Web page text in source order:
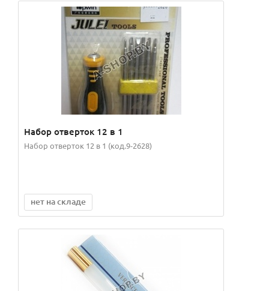
Набор отверток 12 в 1
Набор отверток 12 в 1 (код.9-2628)
нет на складе